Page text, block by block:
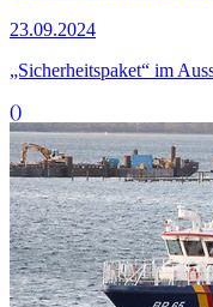
23.09.2024
„Sicherheitspaket“ im
()